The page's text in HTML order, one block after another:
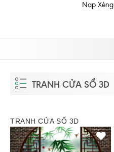
Nạp Xèng
TRANH CỬA SỔ 3D
TRANH CỬA SỔ 3D